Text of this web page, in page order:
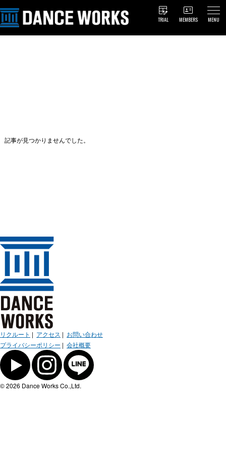
TRIAL MEMBERS MENU
記事が見つかりませんでした。
リクルート | アクセス | お問い合わせ
プライバシーポリシー | 会社概要
© 2026 Dance Works Co.,Ltd.